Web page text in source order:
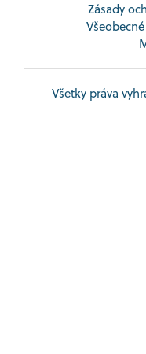
Zásady
Všetky práva